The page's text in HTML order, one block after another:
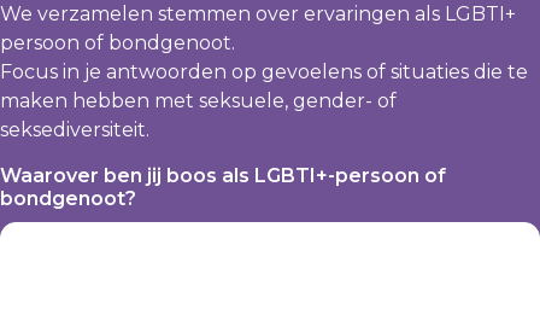
We verzamelen stemmen over ervaringen als LGBTI+
persoon of bondgenoot.
Focus in je antwoorden op gevoelens of situaties die te
maken hebben met seksuele, gender- of
seksediversiteit.
Waarover ben jij boos als LGBTI+-persoon of
bondgenoot?